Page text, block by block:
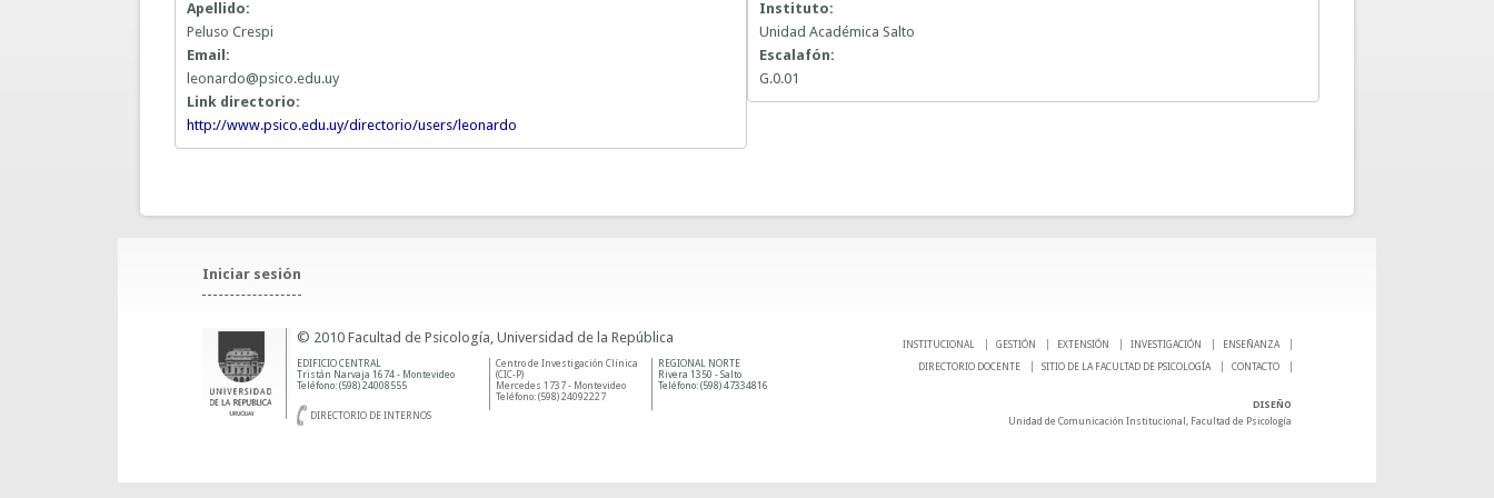
Apellido:
Peluso Crespi
Email:
leonardo@psico.edu.uy
Link directorio:
http://www.psico.edu.uy/directorio/users/leonardo
Instituto:
Unidad Académica Salto
Escalafón:
G.0.01
Iniciar sesión
INSTITUCIONAL GESTIÓN EXTENSIÓN INVESTIGACIÓN
ENSEÑANZA
DIRECTORIO DOCENTE
SITIO DE LA FACULTAD DE PSICOLOGÍA CONTACTO
© 2010 Facultad de Psicología, Universidad de la República
REGIONAL NORTE
Rivera 1350 - Salto
Teléfono: (598) 47334816
Centro de Investigación Clínica
(CIC-P)
Mercedes 1737 - Montevideo
Teléfono: (598) 24092227
EDIFICIO CENTRAL
Tristán Narvaja 1674 - Montevideo
Teléfono: (598) 24008555
DIRECTORIO DE INTERNOS
DISEÑO
Unidad de Comunicación Institucional, Facultad de Psicología